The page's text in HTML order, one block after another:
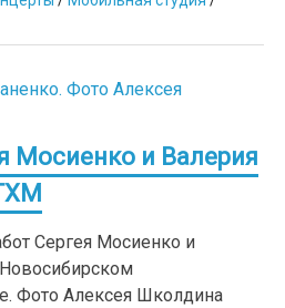
Мосиенко и Валерия
Сергея Мосиенко и
Фото Алексея Школдина